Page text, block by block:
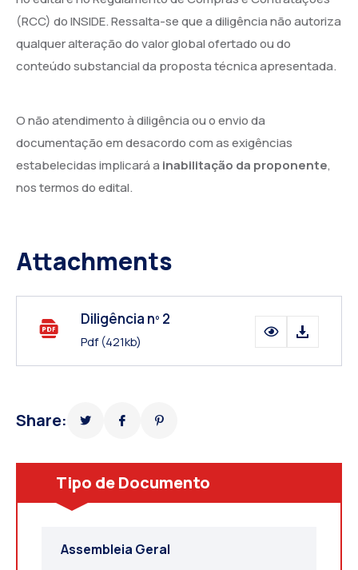
Tipo de Documento
Assembleia Geral
(RCC) do INSIDE. Ressalta-se que a diligência não autoriza
qualquer alteração do valor global ofertado ou do
conteúdo substancial da proposta técnica apresentada.
O não atendimento à diligência ou o envio da
documentação em desacordo com as exigências
estabelecidas implicará a inabilitação da proponente,
nos termos do edital.
Attachments
Diligência nº 2
Pdf(421kb)
Share: